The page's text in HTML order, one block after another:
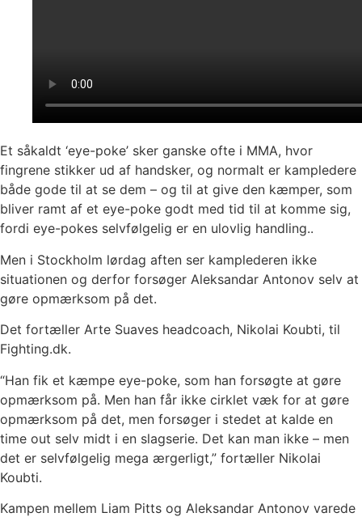
Et såkaldt ‘eye-poke’ sker ganske ofte i MMA, hvor
fingrene stikker ud af handsker, og normalt er kampledere
både gode til at se dem – og til at give den kæmper, som
bliver ramt af et eye-poke godt med tid til at komme sig,
fordi eye-pokes selvfølgelig er en ulovlig handling..
Men i Stockholm lørdag aften ser kamplederen ikke
situationen og derfor forsøger Aleksandar Antonov selv at
gøre opmærksom på det.
Det fortæller Arte Suaves headcoach, Nikolai Koubti, til
Fighting.dk.
“Han fik et kæmpe eye-poke, som han forsøgte at gøre
opmærksom på. Men han får ikke cirklet væk for at gøre
opmærksom på det, men forsøger i stedet at kalde en
time out selv midt i en slagserie. Det kan man ikke – men
det er selvfølgelig mega ærgerligt,” fortæller Nikolai
Koubti.
Kampen mellem Liam Pitts og Aleksandar Antonov varede